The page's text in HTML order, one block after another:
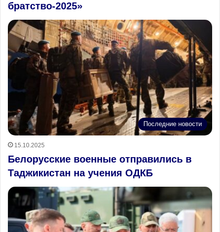
братство-2025»
Последние новости
15.10.2025
Белорусские военные отправились в
Таджикистан на учения ОДКБ